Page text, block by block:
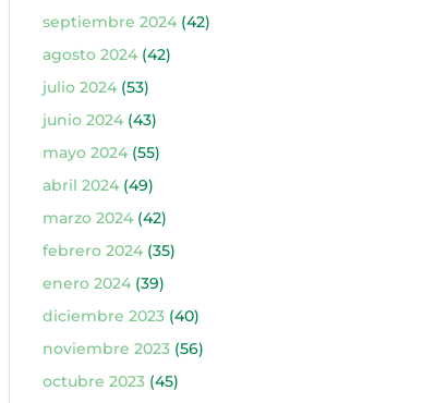
septiembre 2024(42)
agosto 2024(42)
julio 2024(53)
junio 2024(43)
mayo 2024(55)
abril 2024(49)
marzo 2024(42)
febrero 2024(35)
enero 2024(39)
diciembre 2023(40)
noviembre 2023(56)
octubre 2023(45)